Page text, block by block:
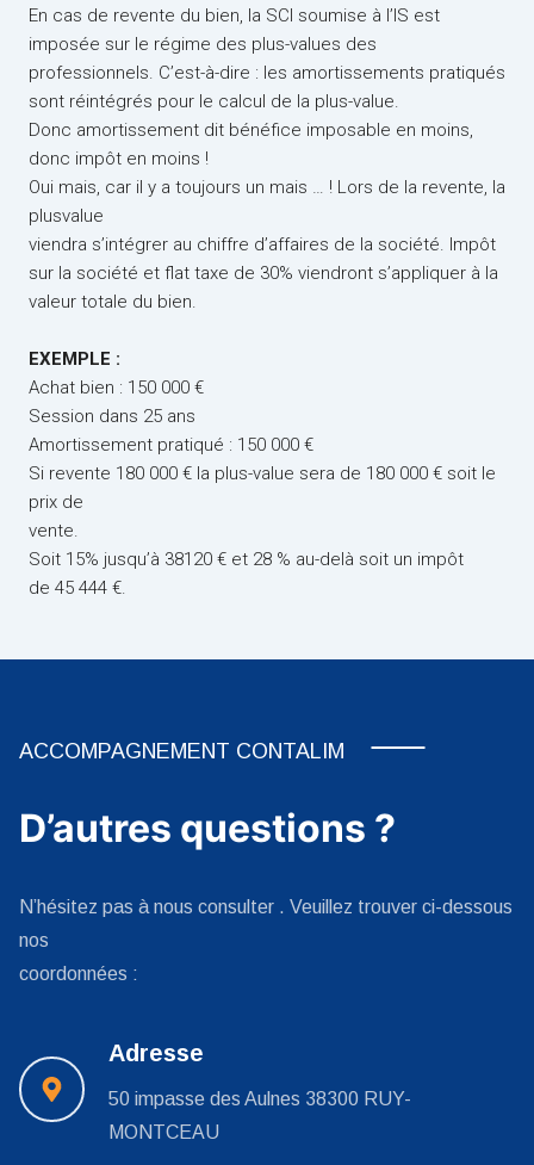
En cas de revente du bien, la SCI soumise à l’IS est
imposée sur le régime des plus-values des
professionnels. C’est-à-dire : les amortissements pratiqués
sont réintégrés pour le calcul de la plus-value.
Donc amortissement dit bénéfice imposable en moins,
donc impôt en moins !
Oui mais, car il y a toujours un mais … ! Lors de la revente, la
plusvalue
viendra s’intégrer au chiffre d’affaires de la société. Impôt
sur la société et flat taxe de 30% viendront s’appliquer à la
valeur totale du bien.
EXEMPLE :
Achat bien : 150 000 €
Session dans 25 ans
Amortissement pratiqué : 150 000 €
Si revente 180 000 € la plus-value sera de 180 000 € soit le
prix de
vente.
Soit 15% jusqu’à 38120 € et 28 % au-delà soit un impôt
de 45 444 €.
ACCOMPAGNEMENT CONTALIM
D’autres questions ?
N’hésitez pas à nous consulter . Veuillez trouver ci-dessous
nos
coordonnées :
Adresse
50 impasse des Aulnes 38300 RUY-
MONTCEAU